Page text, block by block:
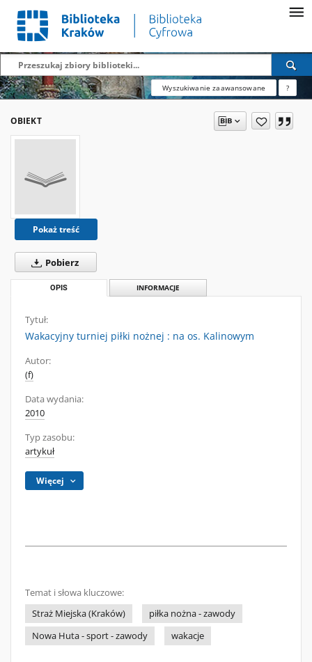
Wyszukiwanie zaawansowane ?
OBIEKT
Pokaż treść
Pobierz
OPIS INFORMACJE
Tytuł:
Wakacyjny turniej piłki nożnej : na os. Kalinowym
Autor:
(f)
Data wydania:
2010
Typ zasobu:
artykuł
Więcej
Temat i słowa kluczowe:
Straż Miejska (Kraków)
piłka nożna - zawody
Nowa Huta - sport - zawody
wakacje